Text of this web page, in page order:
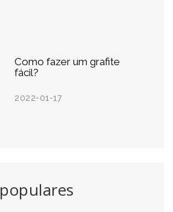
Como fazer um grafite
fácil?
2022-01-17